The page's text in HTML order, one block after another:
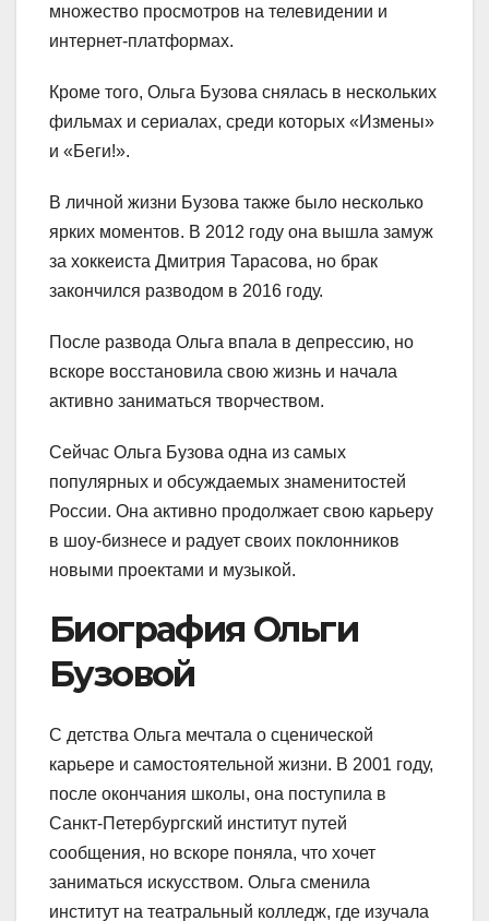
множество просмотров на телевидении и
интернет-платформах.
Кроме того, Ольга Бузова снялась в нескольких
фильмах и сериалах, среди которых «Измены»
и «Беги!».
В личной жизни Бузова также было несколько
ярких моментов. В 2012 году она вышла замуж
за хоккеиста Дмитрия Тарасова, но брак
закончился разводом в 2016 году.
После развода Ольга впала в депрессию, но
вскоре восстановила свою жизнь и начала
активно заниматься творчеством.
Сейчас Ольга Бузова одна из самых
популярных и обсуждаемых знаменитостей
России. Она активно продолжает свою карьеру
в шоу-бизнесе и радует своих поклонников
новыми проектами и музыкой.
Биография Ольги
Бузовой
С детства Ольга мечтала о сценической
карьере и самостоятельной жизни. В 2001 году,
после окончания школы, она поступила в
Санкт-Петербургский институт путей
сообщения, но вскоре поняла, что хочет
заниматься искусством. Ольга сменила
институт на театральный колледж, где изучала